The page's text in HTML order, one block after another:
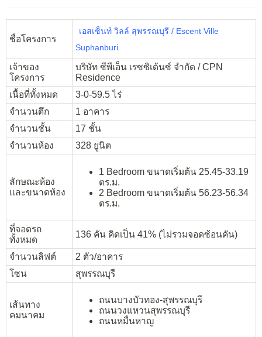
ชื่อโครงการ
เอสเซ็นท์ วิลล์ สุพรรณบุรี / Escent Ville
Suphanburi
เจ้าของ
โครงการ
บริษัท ซีพีเอ็น เรซซิเด้นซ์ จำกัด / CPN
Residence
เนื้อที่ทั้งหมด
3-0-59.5 ไร่
จำนวนตึก
1 อาคาร
จำนวนชั้น
17 ชั้น
จำนวนห้อง
328 ยูนิต
ลักษณะห้อง
และขนาดห้อง
1 Bedroom ขนาดเริ่มต้น 25.45-33.19
ตร.ม.
2 Bedroom ขนาดเริ่มต้น 56.23-56.34
ตร.ม.
ที่จอดรถ
ทั้งหมด
136 คัน คิดเป็น 41% (ไม่รวมจอดซ้อนคัน)
จำนวนลิฟต์
2 ตัว/อาคาร
โซน
สุพรรณบุรี
เส้นทาง
คมนาคม
ถนนบางบัวทอง-สุพรรณบุรี
ถนนวงแหวนสุพรรณบุรี
ถนนหมื่นหาญ